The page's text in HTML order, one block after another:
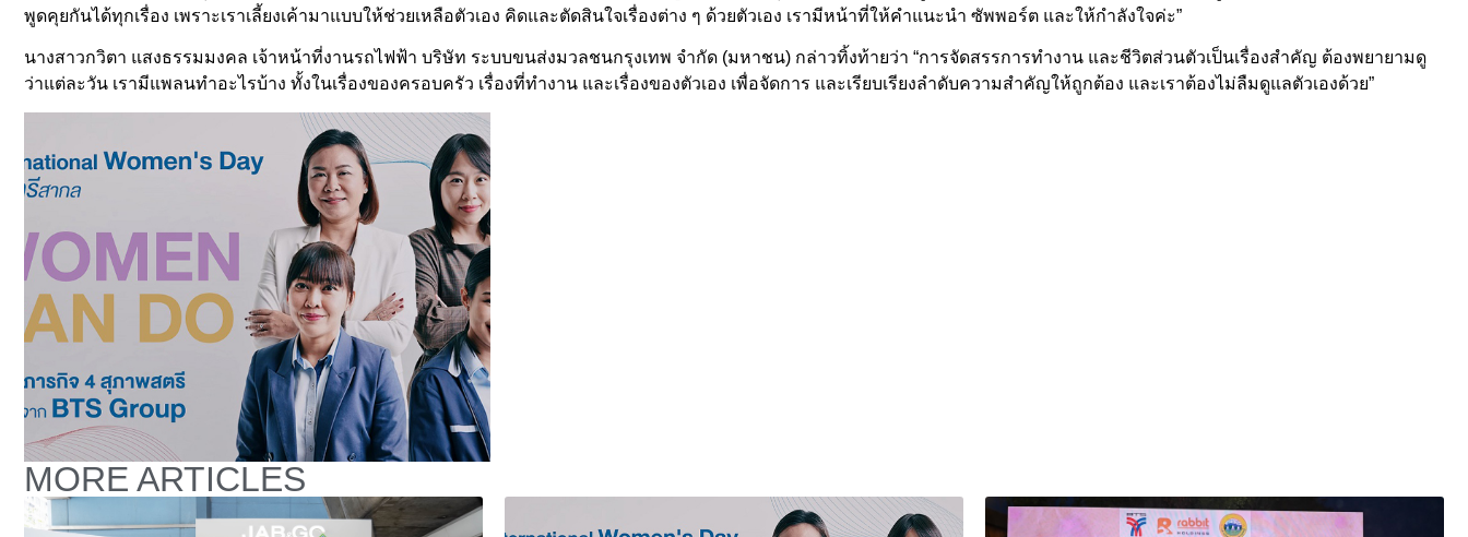
พูดคุยกันได้ทุกเรื่อง เพราะเราเลี้ยงเค้ามาแบบให้ช่วยเหลือตัวเอง คิดและตัดสินใจเรื่องต่าง ๆ ด้วยตัวเอง เรามีหน้าที่ให้คำแนะนำ ซัพพอร์ต และให้กำลังใจค่ะ”
นางสาวกวิตา แสงธรรมมงคล เจ้าหน้าที่งานรถไฟฟ้า บริษัท ระบบขนส่งมวลชนกรุงเทพ จำกัด (มหาชน) กล่าวทิ้งท้ายว่า “การจัดสรรการทำงาน และชีวิตส่วนตัวเป็นเรื่องสำคัญ ต้องพยายามดู
ว่าแต่ละวัน เรามีแพลนทำอะไรบ้าง ทั้งในเรื่องของครอบครัว เรื่องที่ทำงาน และเรื่องของตัวเอง เพื่อจัดการ และเรียบเรียงลำดับความสำคัญให้ถูกต้อง และเราต้องไม่ลืมดูแลตัวเองด้วย”
MORE ARTICLES